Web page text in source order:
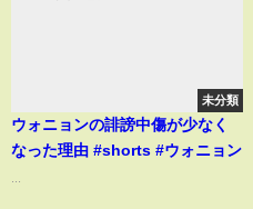
未分類
ウォニョンの誹謗中傷が少なく
なった理由 #shorts #ウォニョン
...